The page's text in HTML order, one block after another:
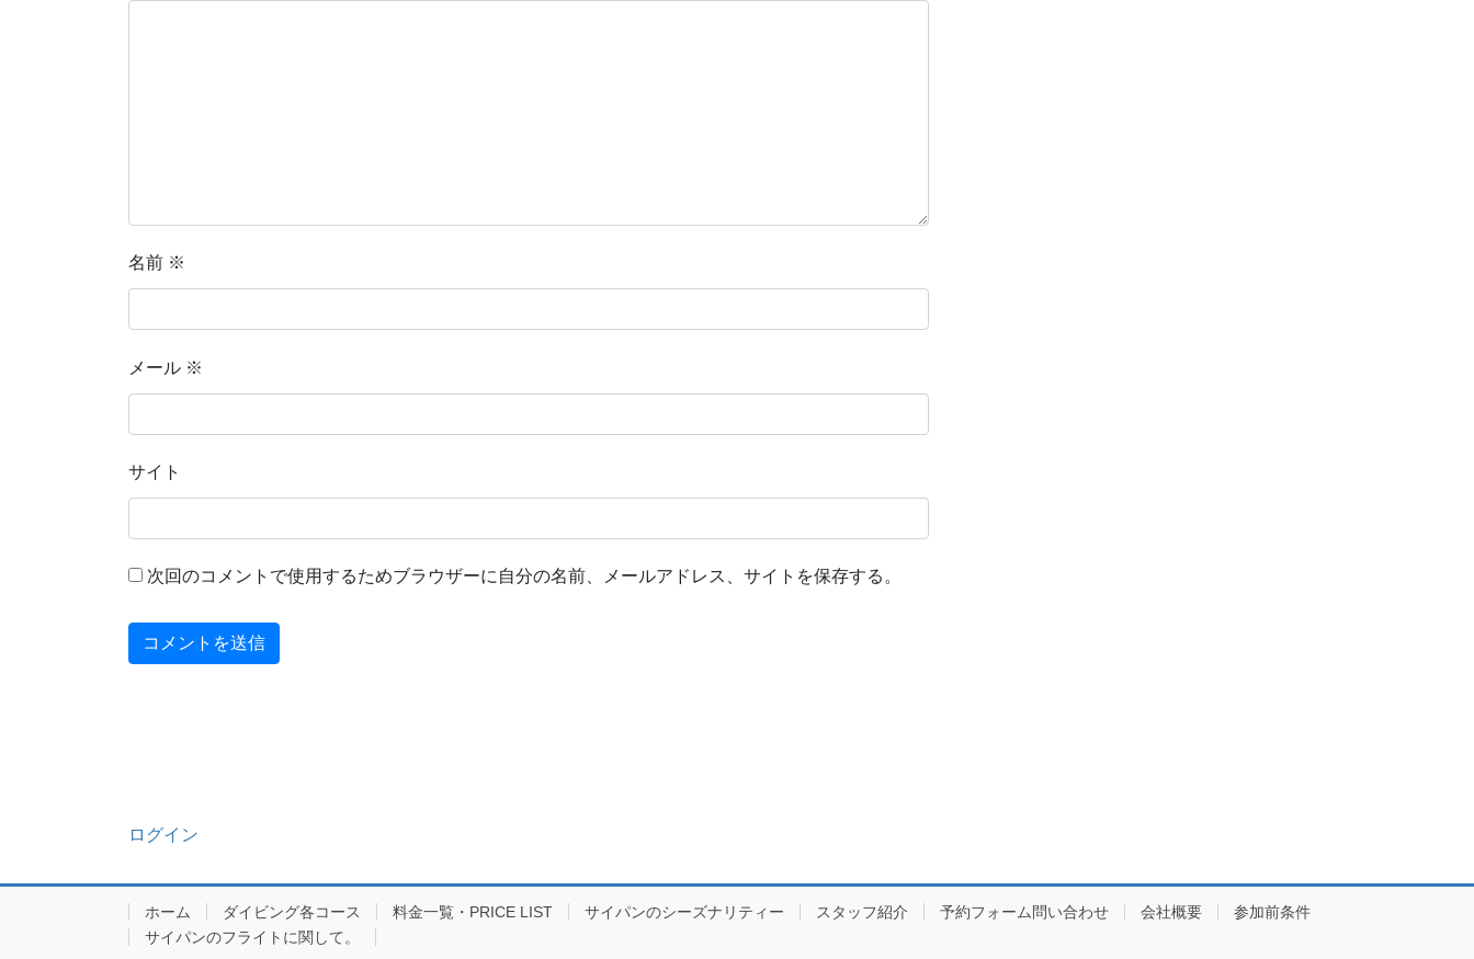
名前 ※
メール ※
サイト
次回のコメントで使用するためブラウザーに自分の名前、メールアドレス、サイトを保存する。
ログイン
ホーム ダイビング各コース 料金一覧・PRICE LIST サイパンのシーズナリティー スタッフ紹介 予約フォーム問い合わせ 会社概要
参加前条件
サイパンのフライトに関して。